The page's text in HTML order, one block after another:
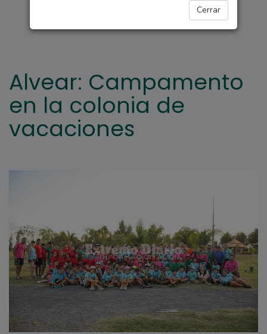
Cerrar
Alvear: Campamento
en la colonia de
vacaciones